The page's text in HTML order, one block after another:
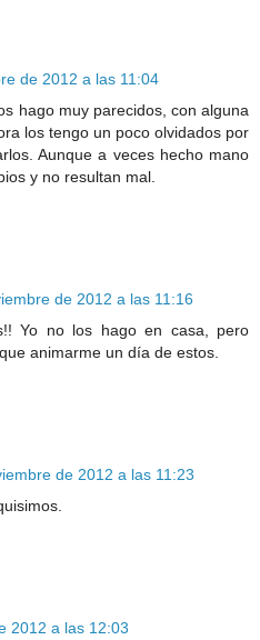
de 2012 a las 11:04
hago muy parecidos, con alguna
los tengo un poco olvidados por
Aunque a veces hecho mano
y no resultan mal.
de 2012 a las 11:16
Yo no los hago en casa, pero
animarme un día de estos.
de 2012 a las 11:23
2012 a las 12:03